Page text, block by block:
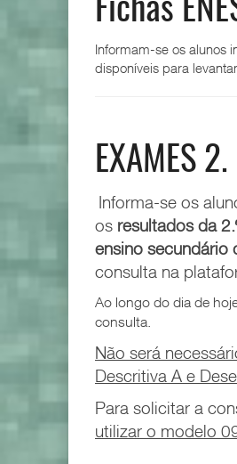
Fichas
Informam-se os alunos
disponíveis para
EXAMES
Informa-se os
os resultados da
ensino secundário
consulta na
Ao longo do dia de
consulta.
Não será
Descritiva A e
Para solicitar a
utilizar o modelo